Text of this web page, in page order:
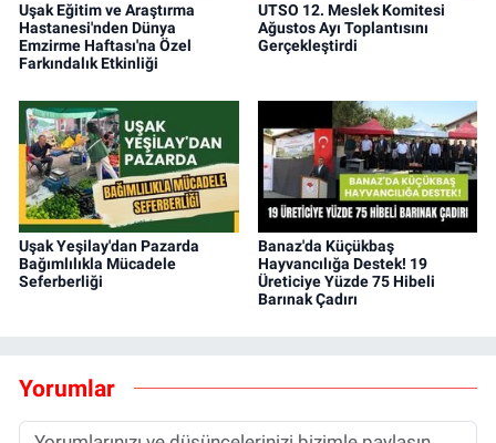
Uşak Eğitim ve Araştırma
Hastanesi'nden Dünya
Emzirme Haftası'na Özel
Farkındalık Etkinliği
UTSO 12. Meslek Komitesi
Ağustos Ayı Toplantısını
Gerçekleştirdi
Uşak Yeşilay'dan Pazarda
Bağımlılıkla Mücadele
Seferberliği
Banaz'da Küçükbaş
Hayvancılığa Destek! 19
Üreticiye Yüzde 75 Hibeli
Barınak Çadırı
Yorumlar